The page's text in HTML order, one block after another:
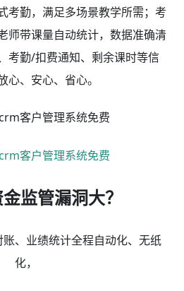
考勤，满足多场景教学所需；考
师带课量自动统计，数据准确清
考勤/扣费通知、剩余课时等信
心、安心、省心。
监管漏洞大？
、业绩统计全程自动化、无纸
化，